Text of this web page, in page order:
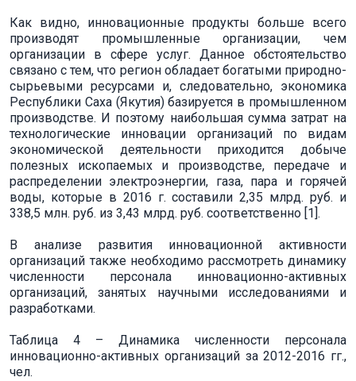
Как видно, инновационные продукты больше всего
производят промышленные организации, чем
организации в сфере услуг. Данное обстоятельство
связано с тем, что регион обладает богатыми природно-
сырьевыми ресурсами и, следовательно, экономика
Республики Саха (Якутия) базируется в промышленном
производстве. И поэтому наибольшая сумма затрат на
технологические инновации организаций по видам
экономической деятельности приходится добыче
полезных ископаемых и производстве, передаче и
распределении электроэнергии, газа, пара и горячей
воды, которые в 2016 г. составили 2,35 млрд. руб. и
338,5 млн. руб. из 3,43 млрд. руб. соответственно [1].
В анализе развития инновационной активности
организаций также необходимо рассмотреть динамику
численности персонала инновационно-активных
организаций, занятых научными исследованиями и
разработками.
Таблица 4 – Динамика численности персонала
инновационно-активных организаций за 2012-2016 гг.,
чел.